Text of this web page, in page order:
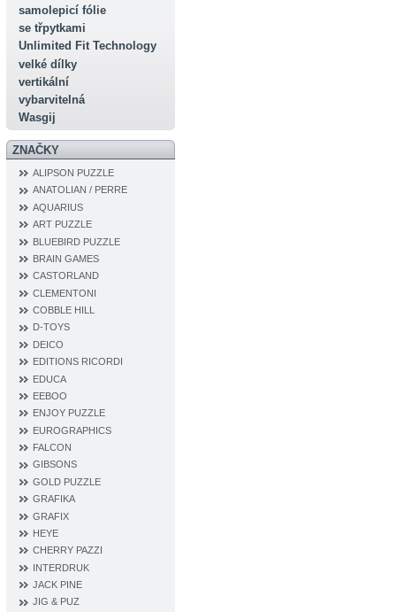
samolepicí fólie
se třpytkami
Unlimited Fit Technology
velké dílky
vertikální
vybarvitelná
Wasgij
ZNAČKY
ALIPSON PUZZLE
ANATOLIAN / PERRE
AQUARIUS
ART PUZZLE
BLUEBIRD PUZZLE
BRAIN GAMES
CASTORLAND
CLEMENTONI
COBBLE HILL
D‐TOYS
DEICO
EDITIONS RICORDI
EDUCA
EEBOO
ENJOY PUZZLE
EUROGRAPHICS
FALCON
GIBSONS
GOLD PUZZLE
GRAFIKA
GRAFIX
HEYE
CHERRY PAZZI
INTERDRUK
JACK PINE
JIG & PUZ